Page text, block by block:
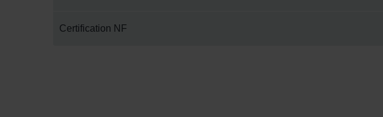
Certification NF